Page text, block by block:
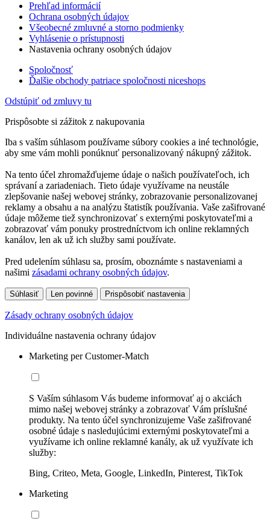
Prehľad informácií
Ochrana osobných údajov
Všeobecné zmluvné a storno podmienky
Vyhlásenie o prístupnosti
Nastavenia ochrany osobných údajov
Spoločnosť
Ďalšie obchody patriace spoločnosti niceshops
Odstúpiť od zmluvy tu
Prispôsobte si zážitok z nakupovania
Iba s vaším súhlasom používame súbory cookies a iné technológie,
aby sme vám mohli ponúknuť personalizovaný nákupný zážitok.
Na tento účel zhromažďujeme údaje o našich používateľoch, ich
správaní a zariadeniach. Tieto údaje využívame na neustále
zlepšovanie našej webovej stránky, zobrazovanie personalizovanej
reklamy a obsahu a na analýzu štatistík používania. Vaše zašifrované
údaje môžeme tiež synchronizovať s externými poskytovateľmi a
zobrazovať vám ponuky prostredníctvom ich online reklamných
kanálov, len ak už ich služby sami používate.
Pred udelením súhlasu sa, prosím, oboznámte s nastaveniami a
našimi zásadami ochrany osobných údajov.
Súhlasiť Len povinné Prispôsobiť nastavenia
Zásady ochrany osobných údajov
Individuálne nastavenia ochrany údajov
Marketing per Customer-Match
S Vaším súhlasom Vás budeme informovať aj o akciách
mimo našej webovej stránky a zobrazovať Vám príslušné
produkty. Na tento účel synchronizujeme Vaše zašifrované
osobné údaje s nasledujúcimi externými poskytovateľmi a
využívame ich online reklamné kanály, ak už využívate ich
služby:
Bing, Criteo, Meta, Google, LinkedIn, Pinterest, TikTok
Marketing